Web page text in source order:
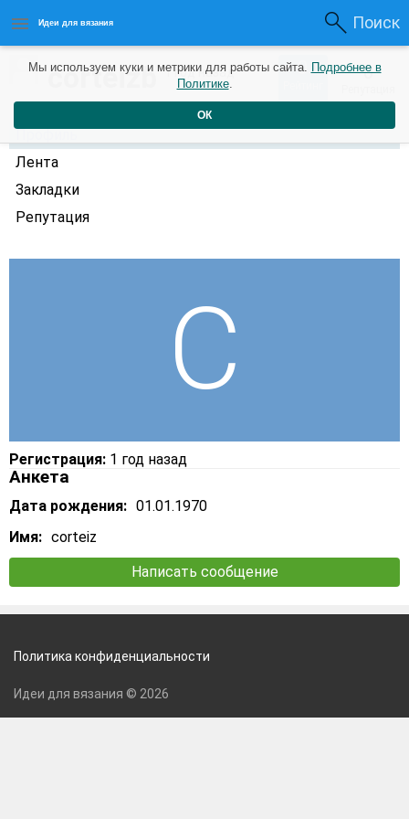
Идеи для вязания Поиск
corteizb1 год назад 0 0
Профиль
Лента
Закладки
Репутация
Регистрация: 1 год назад
Анкета
Дата рождения: 01.01.1970
Имя: corteiz
Написать сообщение
Мы используем куки и метрики для работы сайта. Подробнее в
Политике.
ОК
Политика конфиденциальности
Идеи для вязания © 2026